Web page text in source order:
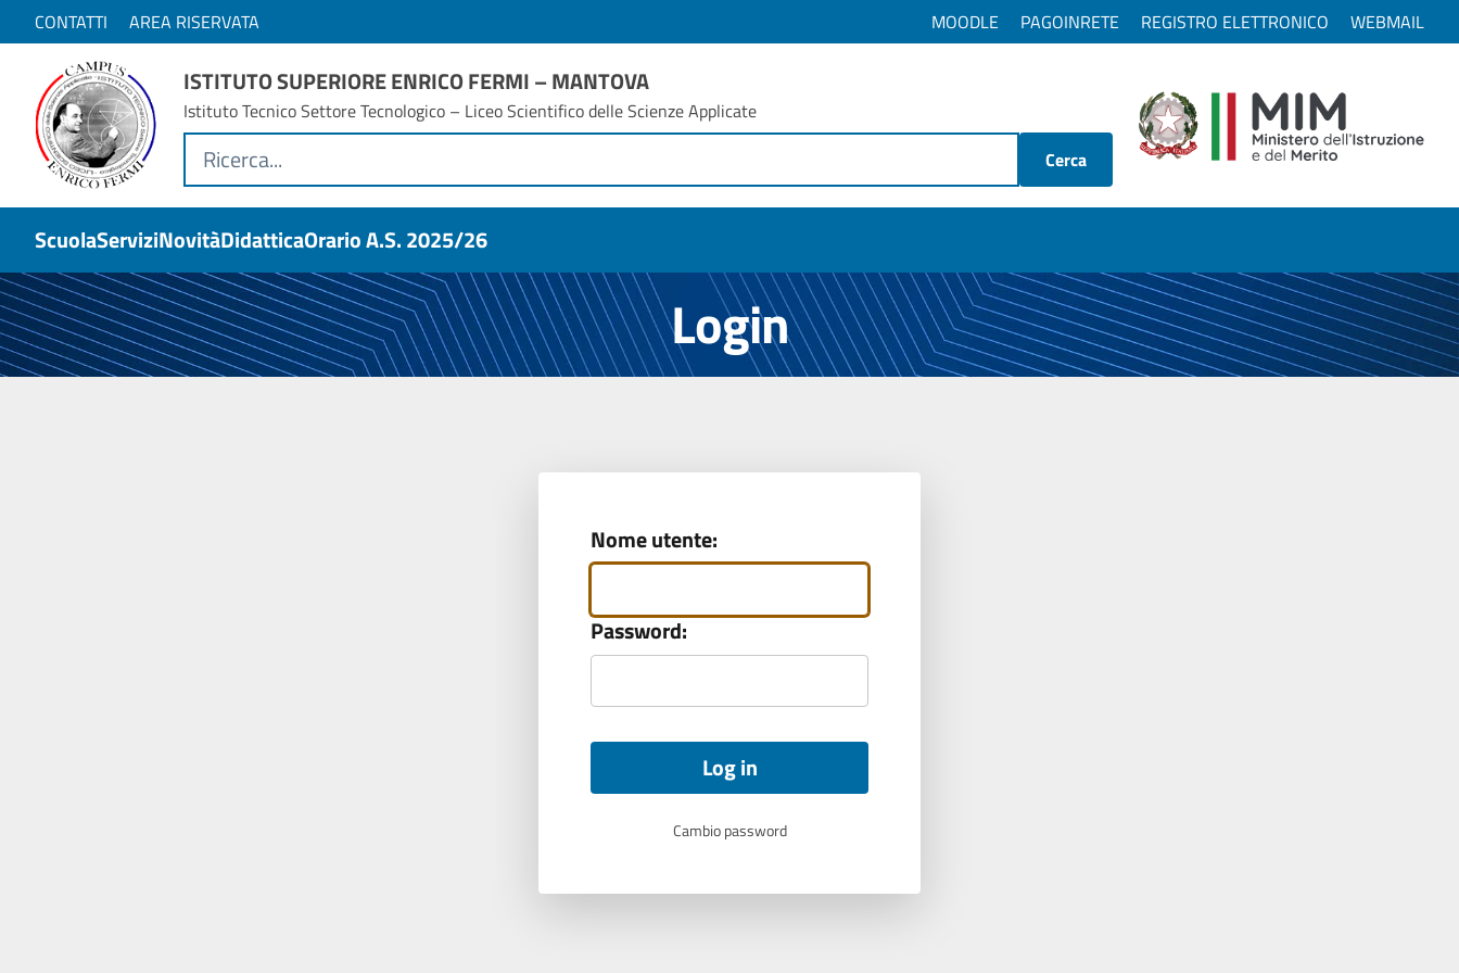
CONTATTI AREA RISERVATA MOODLE PAGOINRETE REGISTRO ELETTRONICO WEBMAIL
ISTITUTO SUPERIORE ENRICO FERMI – MANTOVA
Istituto Tecnico Settore Tecnologico – Liceo Scientifico delle Scienze Applicate
Cerca
ScuolaServiziNovitàDidatticaOrario A.s. 2025/26
Login
Nome utente:
Password:
Cambio password